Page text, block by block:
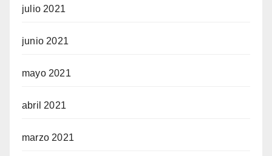
julio 2021
junio 2021
mayo 2021
abril 2021
marzo 2021